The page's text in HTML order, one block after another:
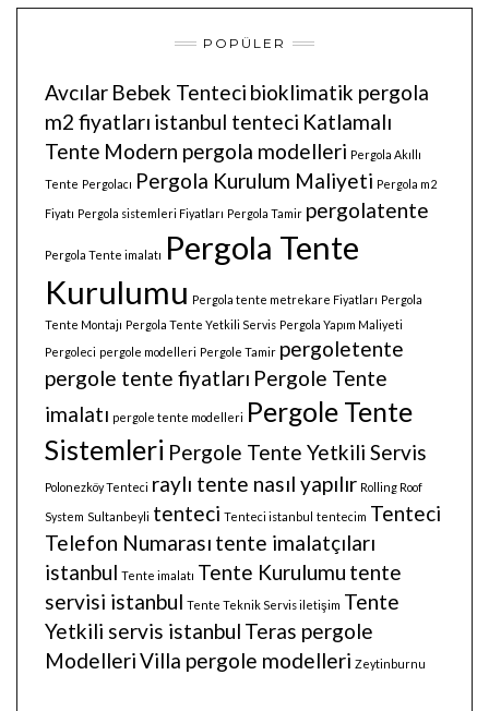
POPÜLER
Avcılar Bebek Tenteci bioklimatik pergola
m2 fiyatları istanbul tenteci Katlamalı
Tente Modern pergola modelleri Pergola Akıllı
Tente Pergolacı Pergola Kurulum Maliyeti Pergola m2
Fiyatı Pergola sistemleri Fiyatları Pergola Tamir pergolatente
Pergola Tente imalatı Pergola Tente
Kurulumu Pergola tente metrekare Fiyatları Pergola
Tente Montajı Pergola Tente Yetkili Servis Pergola Yapım Maliyeti
Pergoleci pergole modelleri Pergole Tamir pergoletente
pergole tente fiyatları Pergole Tente
imalatı pergole tente modelleri Pergole Tente
Sistemleri Pergole Tente Yetkili Servis
Polonezköy Tenteci raylı tente nasıl yapılır Rolling Roof
System Sultanbeyli tenteci Tenteci istanbul tentecim Tenteci
Telefon Numarası tente imalatçıları
istanbul Tente imalatı Tente Kurulumu tente
servisi istanbul Tente Teknik Servis iletişim Tente
Yetkili servis istanbul Teras pergole
ModelleriVilla pergole modelleri Zeytinburnu